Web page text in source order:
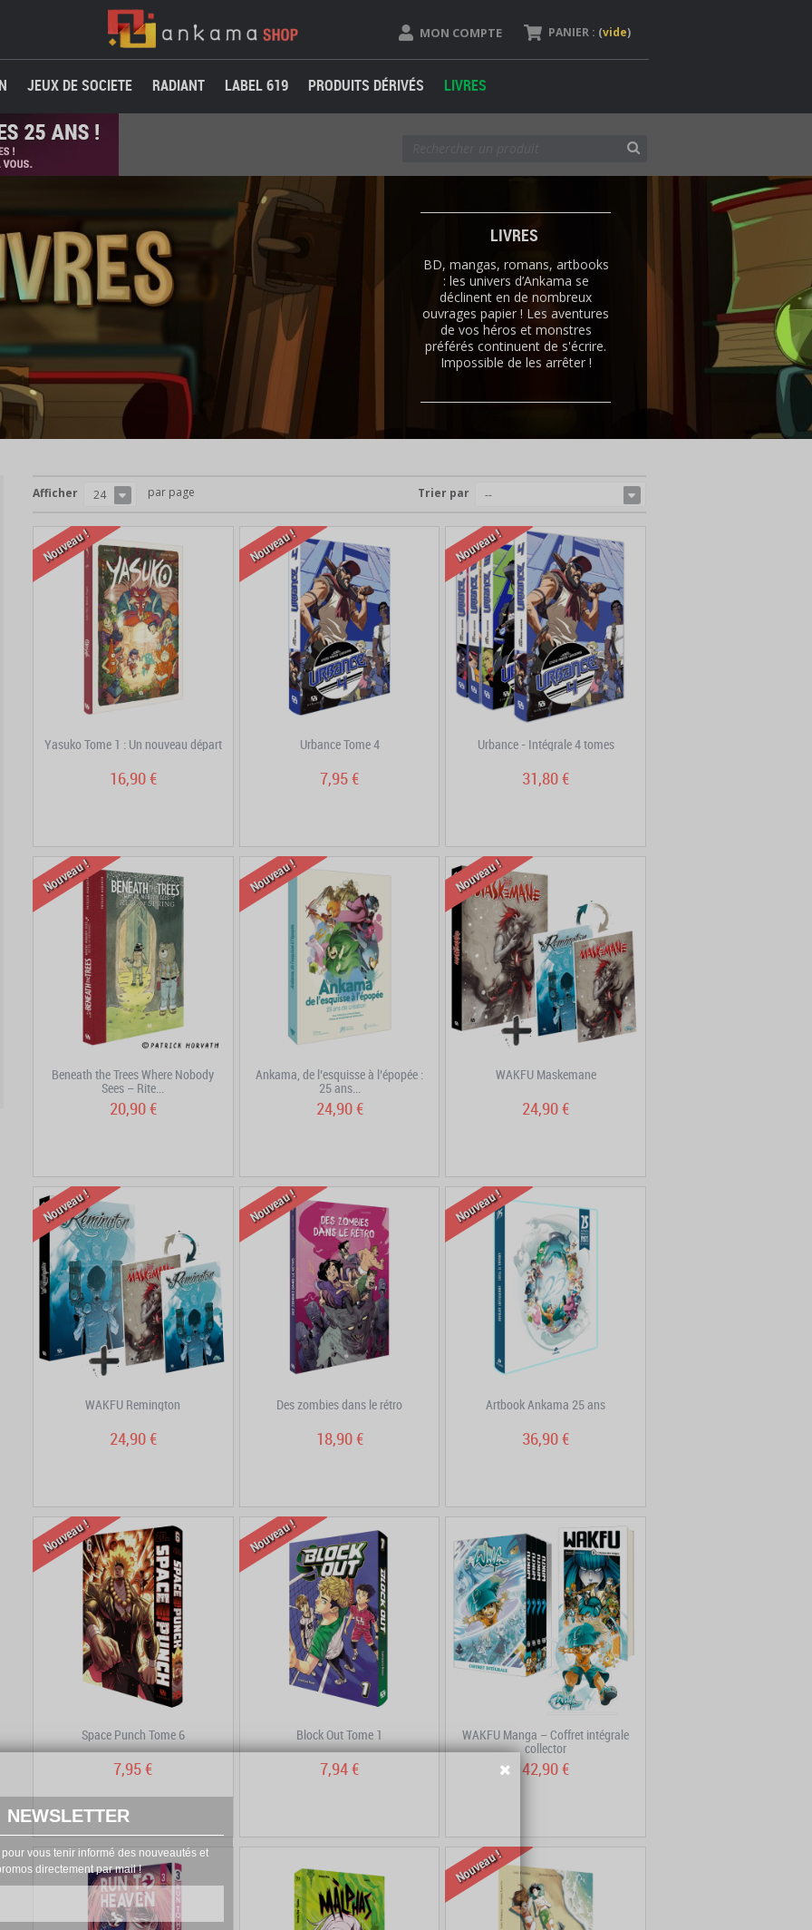
NEWSLETTER
pour vous tenir informé des nouveautés et
directement par mail !
PANIER : (vide)
MON COMPTE
JEUX DE SOCIETE RADIANT LABEL 619 PRODUITS DÉRIVÉS LIVRES
LIVRES
BD, mangas, romans, artbooks
: les univers d’Ankama se
déclinent en de nombreux
ouvrages papier ! Les aventures
de vos héros et monstres
préférés continuent de s'écrire.
Impossible de les arrêter !
Trier par --
Afficher 24 par page
Nouveau !
Yasuko Tome 1 : Un nouveau départ
16,90 €
Nouveau !
Urbance Tome 4
7,95 €
Nouveau !
Urbance - Intégrale 4 tomes
31,80 €
Nouveau !
Beneath the Trees Where Nobody
Sees – Rite...
20,90 €
Nouveau !
Ankama, de l’esquisse à l’épopée :
25 ans...
24,90 €
Nouveau !
WAKFU Maskemane
24,90 €
Nouveau !
WAKFU Remington
24,90 €
Nouveau !
Des zombies dans le rétro
18,90 €
Nouveau !
Artbook Ankama 25 ans
36,90 €
Nouveau !
Space Punch Tome 6
7,95 €
Nouveau !
Block Out Tome 1
7,94 €
WAKFU Manga – Coffret intégrale
collector
42,90 €
Nouveau !